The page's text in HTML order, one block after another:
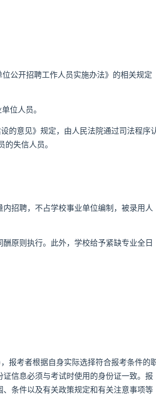
公开招聘工作人员实施办法》的相关规定
位人员。
的意见》规定，由人民法院通过司法程序
失信人员。
招聘，不占学校事业单位编制，被录用人
原则执行。此外，学校给予紧缺专业全日
报考者根据自身实际选择符合报考条件的
信息必须与考试时使用的身份证一致。报
条件以及有关政策规定和有关注意事项等